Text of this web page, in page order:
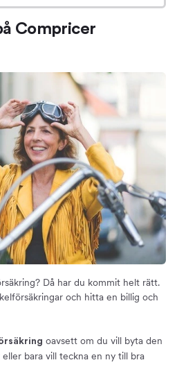
MC-försäkring
spara
MC-försäkring
försäkring
Compricer
Då har du kommit helt rätt.
och hitta en billig och
oavsett om du vill byta den
bara vill teckna en ny till bra